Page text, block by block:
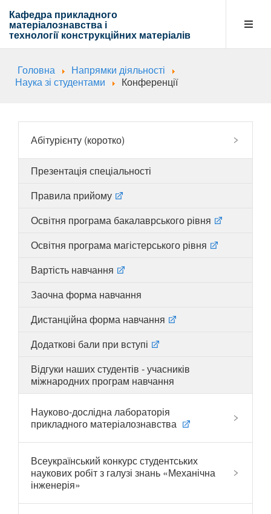
Кафедра прикладного
матеріалознавства і
технології конструкційних матеріалів
Кафедра
Абітурієнту
Навчальна діяльність
Напрямки діяльності
UA EN
Головна
Напрямки діяльності
Наука зі студентами
Конференції
Абітурієнту (коротко)
Презентація спеціальності
Правила прийому
Освітня програма бакалаврського рівня
Освітня програма магістерського рівня
Вартість навчання
Заочна форма навчання
Дистанційна форма навчання
Додаткові бали при вступі
Відгуки наших студентів - учасників
міжнародних програм навчання
Науково-дослідна лабораторія
прикладного матеріалознавства
Всеукраїнський конкурс студентських
наукових робіт з галузі знань «Механічна
інженерія»